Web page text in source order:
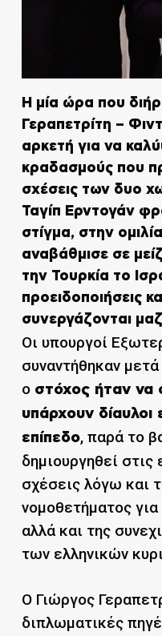
Η μία ώρα που
Γεραπετρίτη –
αρκετή για να
κραδασμούς που
σχέσεις των δυο
Ταγίπ Ερντογάν
στίγμα, στην
αναβάθμισε σε
την Τουρκία το
προειδοποιήσεις
συνεργάζονται
Οι υπουργοί
συναντήθηκαν
ο στόχος ήταν να
υπάρχουν δίαυλοι
επίπεδο, παρά το
δημιουργηθεί στις
σχέσεις λόγω και
νομοθετήματος για
αλλά και της
των ελληνικών
Ο Γιώργος
διπλωματικές